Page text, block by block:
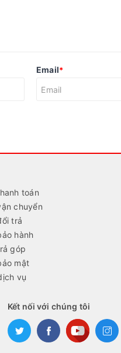
Email*
toán
chuyển
trả
hành
góp
mật
vụ
Kết nối với chúng tôi